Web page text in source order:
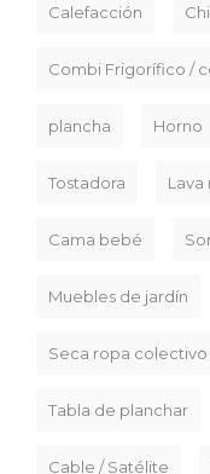
Calefacción
Combi Frigorífico /
plancha Horno
Tostadora
Cama bebé
Muebles de jardín
Seca ropa colectivo
Tabla de planchar
Cable / Satélite